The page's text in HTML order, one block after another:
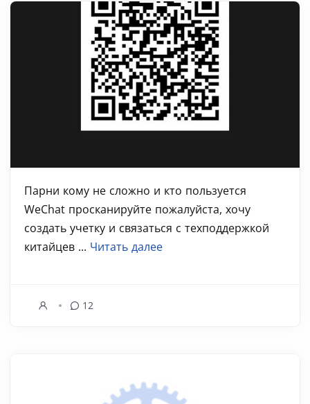
Парни кому не сложно и кто пользуется
WeChat просканируйте пожалуйста, хочу
создать учетку и связаться с техподдержкой
китайцев ... Читать далее
12